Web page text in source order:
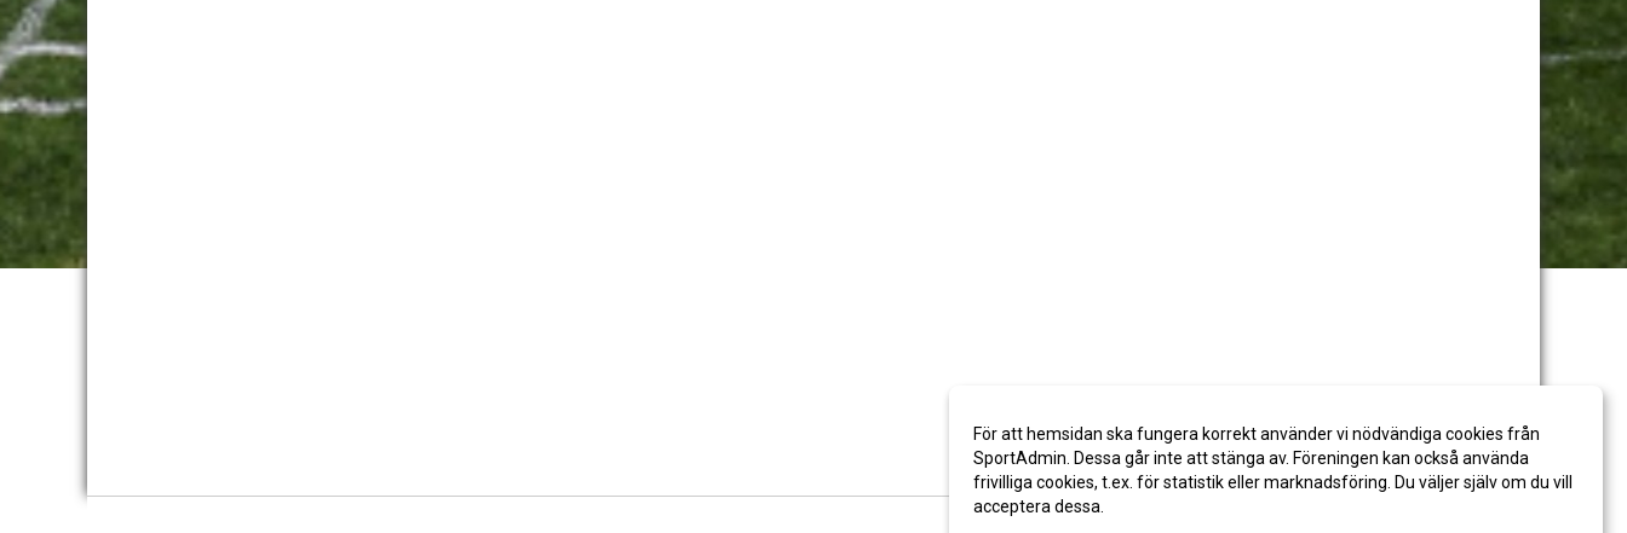
För att hemsidan ska fungera korrekt använder vi nödvändiga cookies från
SportAdmin. Dessa går inte att stänga av. Föreningen kan också använda
frivilliga cookies, t.ex. för statistik eller marknadsföring. Du väljer själv om du vill
acceptera dessa.